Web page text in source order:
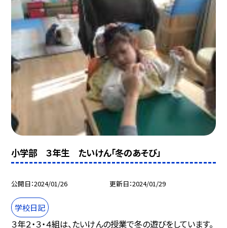
小学部 ３年生 たいけん「冬のあそび」
公開日 2024/01/26 更新日 2024/01/29
学校日記
３年２・３・４組は、たいけんの授業で冬の遊びをしています。